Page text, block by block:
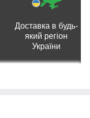
Доставка в будь-
який регіон
України